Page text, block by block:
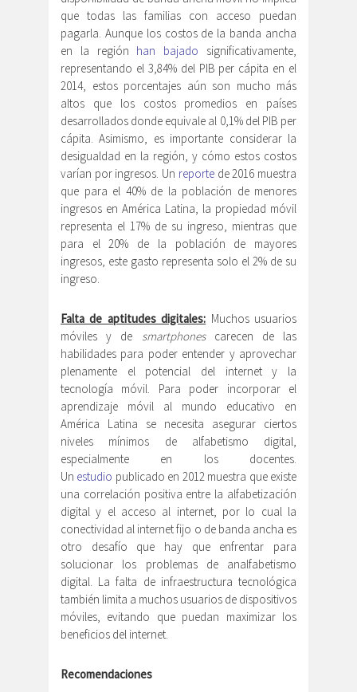
que todas las familias con acceso puedan
pagarla. Aunque los costos de la banda ancha
en la región han bajado
significativamente,
representando el 3,84% del PIB per cápita en el
2014, estos porcentajes aún son mucho más
altos que los costos promedios en países
desarrollados donde equivale al 0,1% del PIB per
cápita. Asimismo, es importante considerar la
desigualdad en la región, y cómo estos costos
varían por ingresos. Un reportede 2016 muestra
que para el 40% de la población de menores
ingresos en América Latina, la propiedad móvil
representa el 17% de su ingreso, mientras que
para el 20% de la población de mayores
ingresos, este gasto representa solo el 2% de su
ingreso.
Falta de aptitudes digitales: Muchos usuarios
móviles y de
smartphonescarecen de las
habilidades para poder entender y aprovechar
plenamente el potencial del internet y la
tecnología móvil. Para poder incorporar el
aprendizaje móvil al mundo educativo en
América Latina se necesita asegurar ciertos
niveles mínimos de alfabetismo digital,
especialmente en los docentes.
Un estudio publicado en 2012 muestra que existe
una correlación positiva entre la alfabetización
digital y el acceso al internet, por lo cual la
conectividad al internet fijo o de banda ancha es
otro desafío que hay que enfrentar para
solucionar los problemas de analfabetismo
digital. La falta de infraestructura tecnológica
también limita a muchos usuarios de dispositivos
móviles, evitando que puedan maximizar los
beneficios del internet.
Recomendaciones